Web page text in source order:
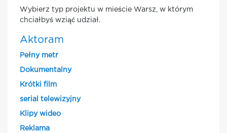
Wybierz typ projektu w mieście Warsz, w którym
chciałbyś wziąć udział.
Aktoram
Pełny metr
Dokumentalny
Krótki film
serial telewizyjny
Klipy wideo
Reklama